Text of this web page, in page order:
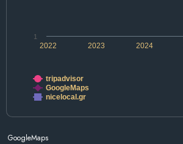
2022 2024
2023
1
tripadvisor
GoogleMaps
nicelocal.gr
GoogleMaps